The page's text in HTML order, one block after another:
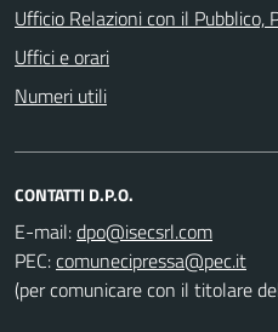
Ufficio Relazioni con il Pubblico,
Uffici e orari
Numeri utili
CONTATTI D.P.O.
E-mail:
PEC:
(per comunicare con il titolare